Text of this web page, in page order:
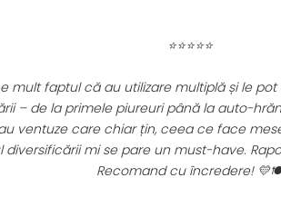
au utilizare multiplă și le pot folosi în
piureuri până la auto-hrănire. Seturile
chiar țin, ceea ce face mesele mult mai
se pare un must-have. Raport
Recomand cu încredere! 💛🍽️